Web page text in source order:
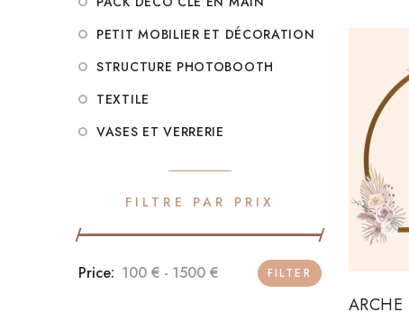
ARCHE
PETIT MOBILIER ET DÉCORATION
STRUCTURE PHOTOBOOTH
TEXTILE
VASES ET VERRERIE
FILTRE PAR PRIX
FILTER
100 € 1500 €